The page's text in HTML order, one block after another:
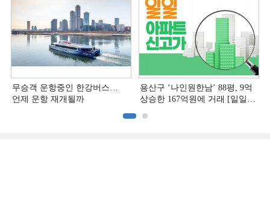
무승객 운항중인 한강버스…
언제 운항 재개될까
용산구 ‘나인원한남’ 88평, 9억
상승한 167억원에 거래 [일일